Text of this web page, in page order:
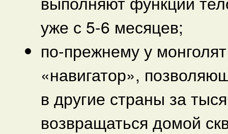
уже с 5-6 месяцев;
по-прежнему у
«навигатор»,
в другие страны за
возвращаться домой